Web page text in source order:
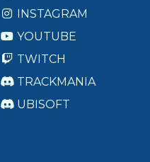
INSTAGRAM
YOUTUBE
TWITCH
TRACKMANIA
UBISOFT